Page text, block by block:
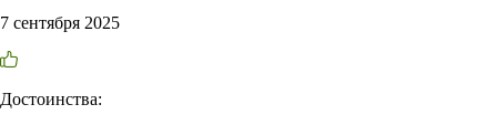
7 сентября 2025
Достоинства: